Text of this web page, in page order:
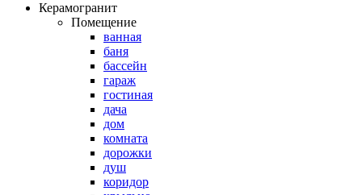
Керамогранит
Помещение
ванная
баня
бассейн
гараж
гостиная
дача
дом
комната
дорожки
душ
коридор